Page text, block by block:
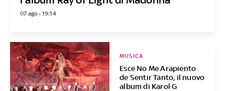
07 ago - 19:14
Esce No Me Arapiento
de Sentir Tanto, il nuovo
album di Karol G
MUSICA